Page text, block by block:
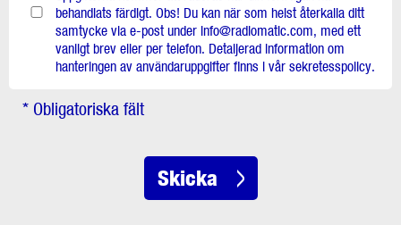
behandlats färdigt. Obs! Du kan när som helst återkalla ditt
samtycke via e-post under info@radiomatic.com, med ett
vanligt brev eller per telefon. Detaljerad information om
hanteringen av användaruppgifter finns i vår sekretesspolicy.
* Obligatoriska fält
Skicka